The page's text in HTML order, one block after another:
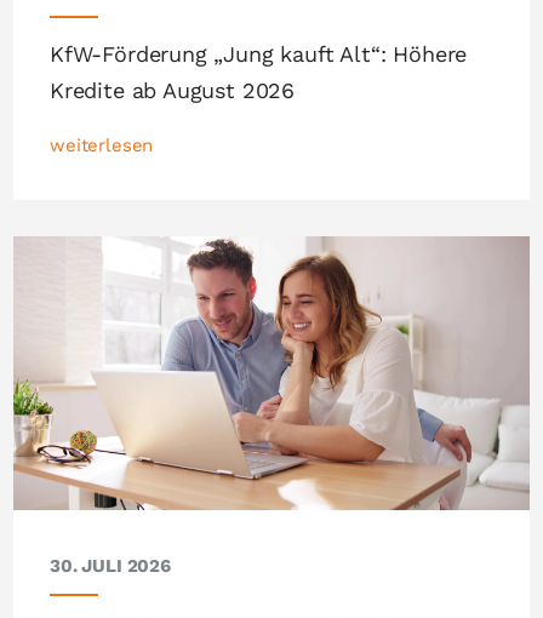
KfW-Förderung „Jung kauft Alt“: Höhere
Kredite ab August 2026
weiterlesen
30. JULI 2026